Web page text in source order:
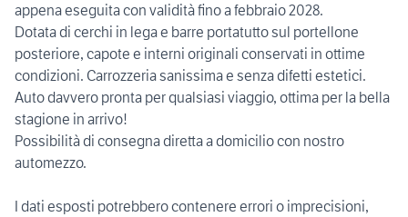
appena eseguita con validità fino a febbraio 2028.
Dotata di cerchi in lega e barre portatutto sul portellone
posteriore, capote e interni originali conservati in ottime
condizioni. Carrozzeria sanissima e senza difetti estetici.
Auto davvero pronta per qualsiasi viaggio, ottima per la bella
stagione in arrivo!
Possibilità di consegna diretta a domicilio con nostro
automezzo.
I dati esposti potrebbero contenere errori o imprecisioni,